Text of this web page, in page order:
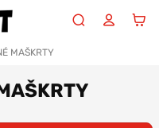
MAŠKRTY